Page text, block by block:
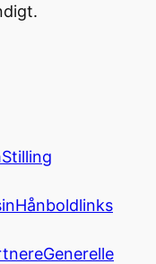
Stilling
Hånboldlinks
Generelle